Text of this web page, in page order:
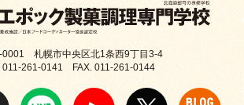
0001 札幌市中央区北1条西9丁目3-4
011-261-0141 FAX. 011-261-0144